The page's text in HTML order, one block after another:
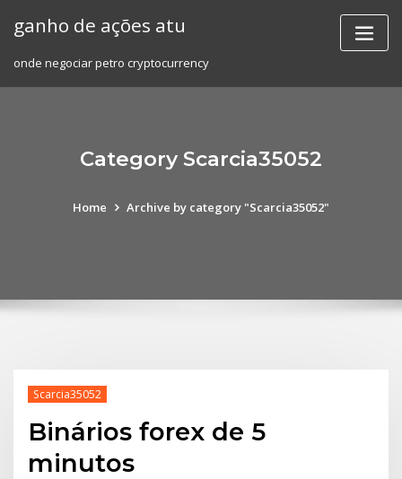
ganho de ações atu
onde negociar petro cryptocurrency
Category Scarcia35052
Home Archive by category "Scarcia35052"
Scarcia35052
Binários forex de 5
minutos